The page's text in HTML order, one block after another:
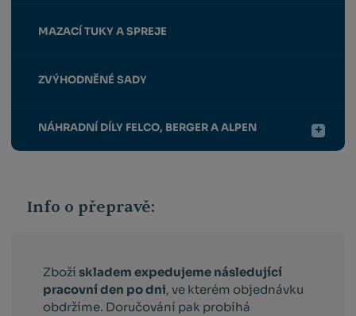
MAZACÍ TUKY A SPREJE
ZVÝHODNĚNÉ SADY
NÁHRADNÍ DÍLY FELCO, BERGER A ALPEN
Info o přepravě:
Zbožískladem expedujeme následující
pracovní den po dni, ve kterém objednávku
obdržíme. Doručování pak probíhá